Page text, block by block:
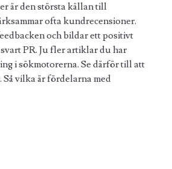
är den största källan till
ofta kundrecensioner.
och bildar ett positivt
PR. Ju fler artiklar du har
i sökmotorerna. Se därför till att
vilka är fördelarna med